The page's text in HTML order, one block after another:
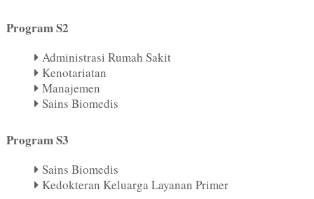
Program S2
Administrasi Rumah Sakit
Kenotariatan
Manajemen
Sains Biomedis
Program S3
Sains Biomedis
Kedokteran Keluarga Layanan Primer